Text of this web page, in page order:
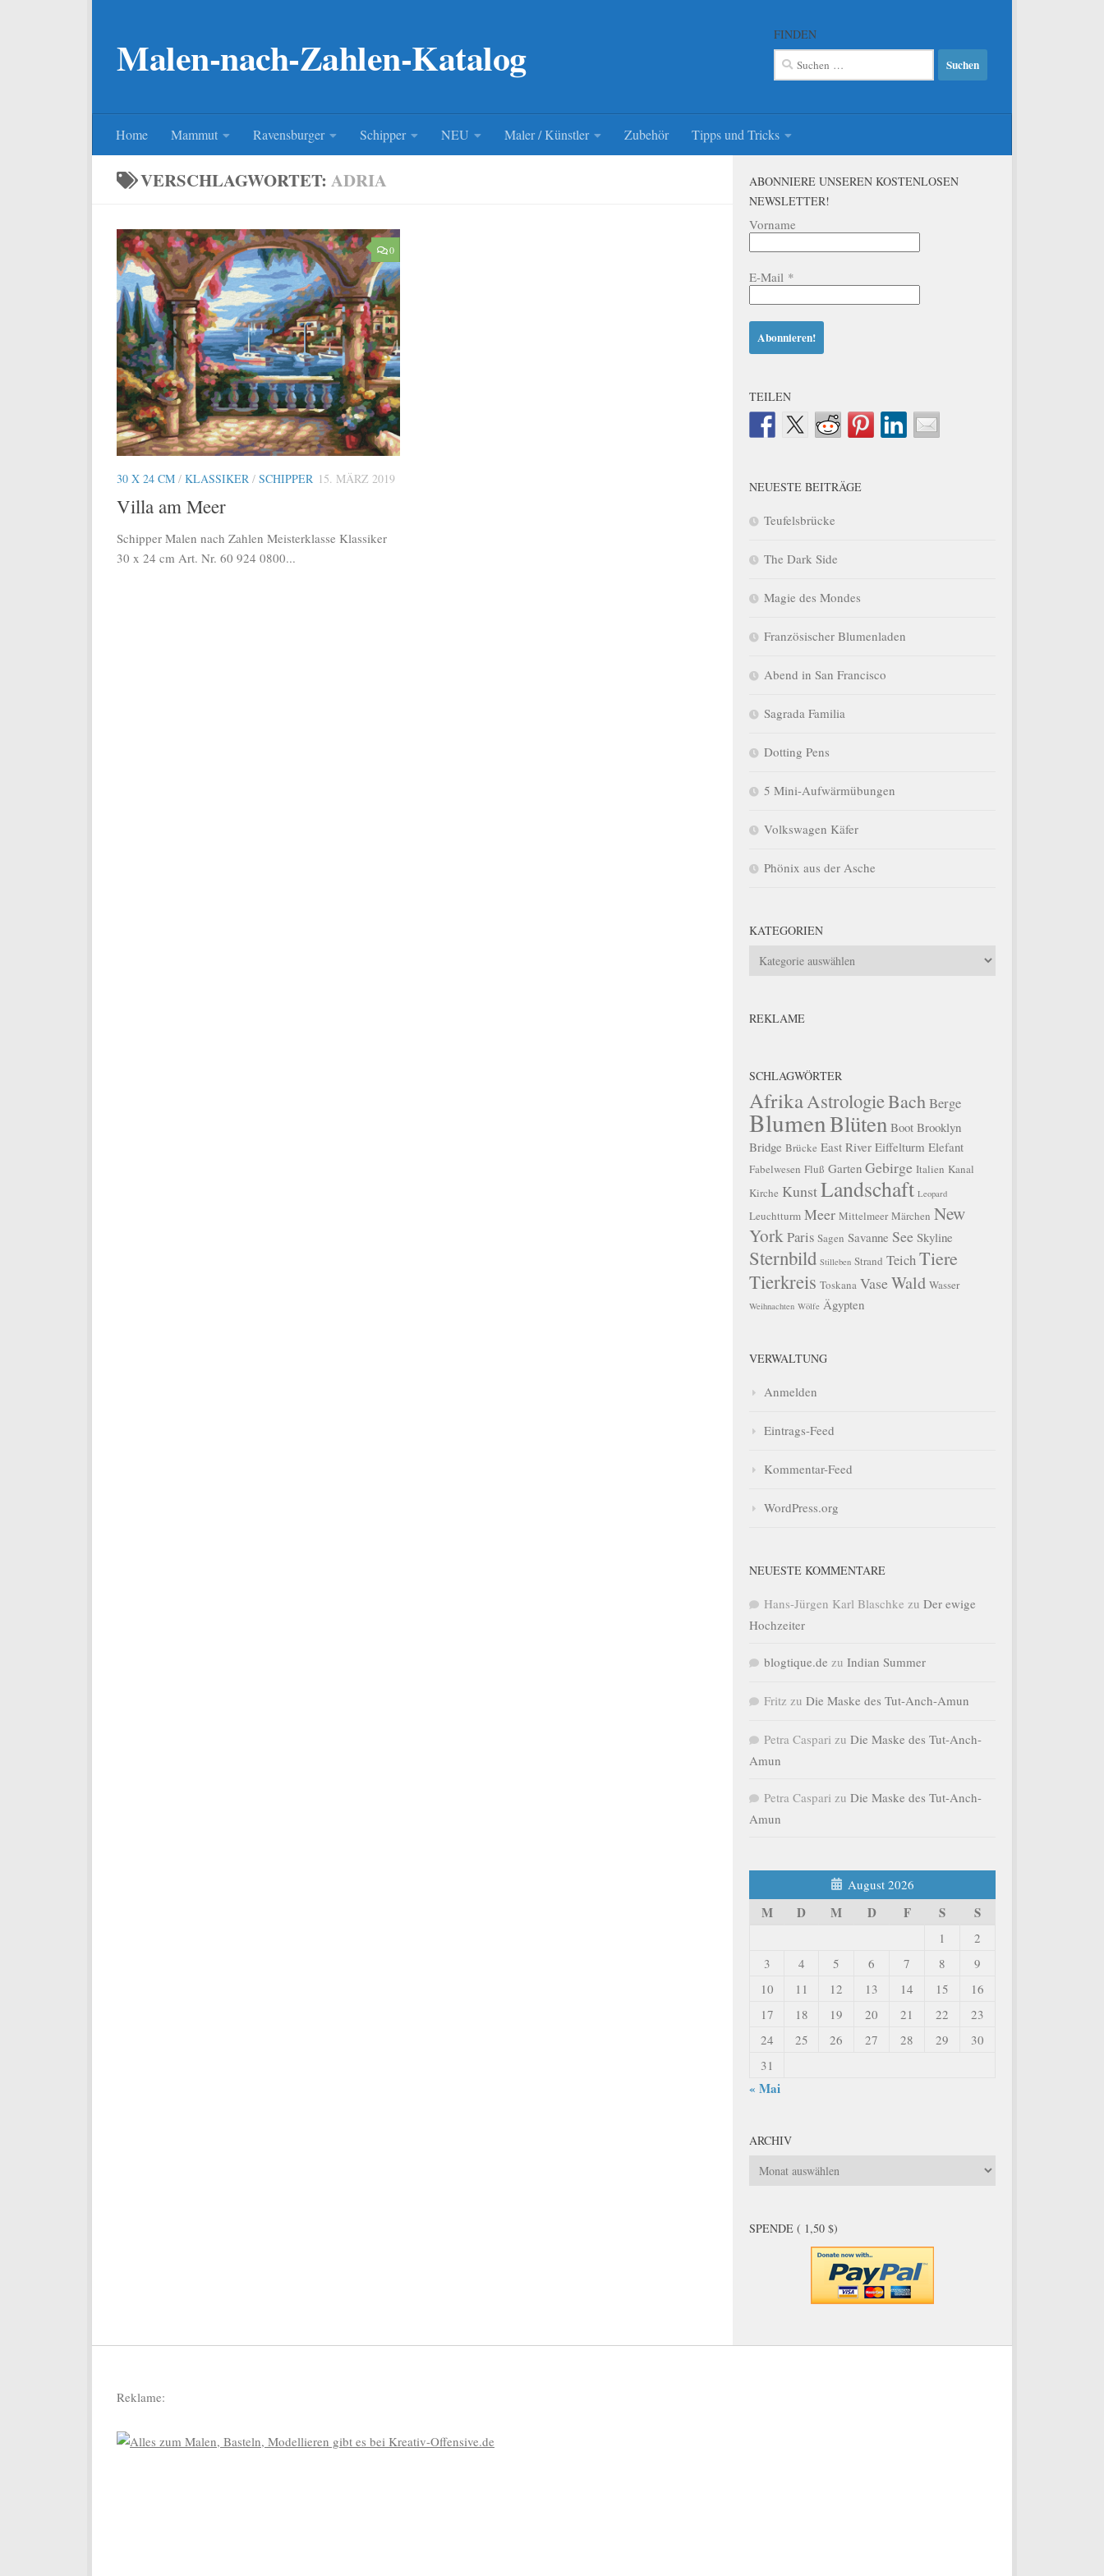
Malen-nach-Zahlen-Katalog FINDEN
Suchen
nach:
Home Mammut Ravensburger Schipper NEU Maler / Künstler Zubehör Tipps und Tricks
VERSCHLAGWORTET: ADRIA
0
30 X 24 CM / KLASSIKER / SCHIPPER 15. MÄRZ 2019
Villa am Meer
Schipper Malen nach Zahlen Meisterklasse Klassiker
30 x 24 cm Art. Nr. 60 924 0800...
ABONNIERE UNSEREN KOSTENLOSEN
NEWSLETTER!
Vorname
E-Mail *
TEILEN
NEUESTE BEITRÄGE
Teufelsbrücke
The Dark Side
Magie des Mondes
Französischer Blumenladen
Abend in San Francisco
Sagrada Familia
Dotting Pens
5 Mini-Aufwärmübungen
Volkswagen Käfer
Phönix aus der Asche
KATEGORIEN
Kategorien
REKLAME
SCHLAGWÖRTER
AfrikaAstrologieBachBerge
BlumenBlüten Boot Brooklyn
Bridge Brücke East River Eiffelturm Elefant
Fabelwesen Fluß Garten Gebirge Italien Kanal
Kirche KunstLandschaft Leopard
Leuchtturm Meer Mittelmeer Märchen New
YorkParis Sagen Savanne See Skyline
Sternbild Stilleben Strand TeichTiere
Tierkreis Toskana VaseWald Wasser
Weihnachten Wölfe Ägypten
VERWALTUNG
Anmelden
Eintrags-Feed
Kommentar-Feed
WordPress.org
NEUESTE KOMMENTARE
Hans-Jürgen Karl Blaschke zu Der ewige
Hochzeiter
blogtique.de zu Indian Summer
Fritz zu Die Maske des Tut-Anch-Amun
Petra Caspari zu Die Maske des Tut-Anch-
Amun
Petra Caspari zu Die Maske des Tut-Anch-
Amun
August 2026
M D M D F S S
1
2
3
4 5 6 7 8
9
10
11 12 13 14 15
16
17
18 19 20 21 22
23
24
25 26 27 28 29
30
31
« Mai
ARCHIV
Archiv
SPENDE ( 1,50 $)
Reklame: